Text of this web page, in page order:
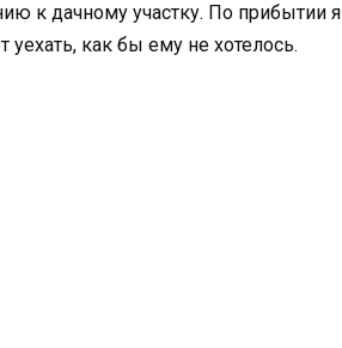
к дачному участку. По прибытии я
уехать, как бы ему не хотелось.